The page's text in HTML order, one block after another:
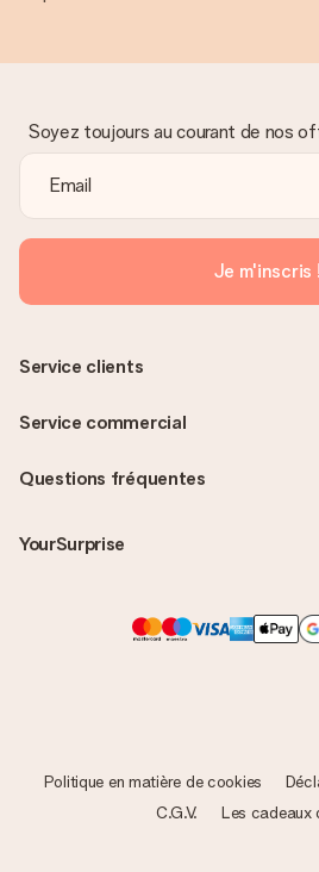
Soyez toujours au courant de nos
Je m'inscris !
Questions fréquentes
YourSurprise
Service clients
Service commercial
Politique en matière de cookies
C.G.V.
Les cadeaux